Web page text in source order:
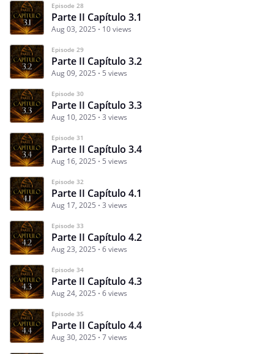
Episode 28
Parte II Capítulo 3.1
Aug 03, 2025 10 views
Episode 29
Parte II Capítulo 3.2
Aug 09, 2025 5 views
Episode 30
Parte II Capítulo 3.3
Aug 10, 2025 3 views
Episode 31
Parte II Capítulo 3.4
Aug 16, 2025 5 views
Episode 32
Parte II Capítulo 4.1
Aug 17, 2025 3 views
Episode 33
Parte II Capítulo 4.2
Aug 23, 2025 6 views
Episode 34
Parte II Capítulo 4.3
Aug 24, 2025 6 views
Episode 35
Parte II Capítulo 4.4
Aug 30, 2025 7 views